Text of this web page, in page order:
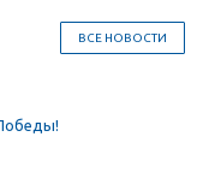
ВСЕ НОВОСТИ